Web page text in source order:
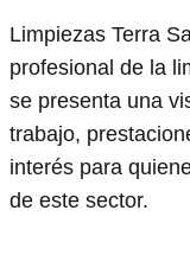
Limpiezas Terra
profesional de la
se presenta una
trabajo,
interés para
de este sector.